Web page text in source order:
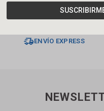
ENVÍO EXPRESS